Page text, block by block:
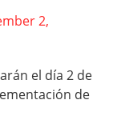
2,
el día 2 de
de